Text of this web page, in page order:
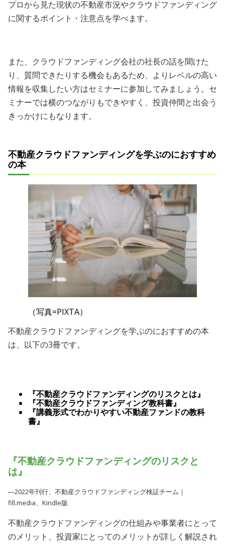
プロから見た現状の不動産市況やクラウドファンディング
に関するポイント・注意点を学べます。
また、クラウドファンディング会社の社長の話を聞けた
り、質問できたりする機会もあるため、よりレベルの高い
情報を収集したい方はセミナーに参加してみましょう。セ
ミナーでは横のつながりもできやすく、投資仲間と出会う
きっかけにもなります。
不動産クラウドファンディングを学ぶのにおすすめ
の本
（写真=PIXTA）
不動産クラウドファンディングを学ぶのにおすすめの本
は、以下の3冊です。
『不動産クラウドファンディングのリスクとは』
『不動産クラウドファンディング教科書』
『講義形式でわかりやすい不動産ファンドの教科
書』
『不動産クラウドファンディングのリスクと
は』
―2022年刊行、不動産クラウドファンディング検証チーム｜
fill.media、Kindle版
不動産クラウドファンディングの仕組みや事業者にとって
のメリット、投資家にとってのメリットが詳しく解説され